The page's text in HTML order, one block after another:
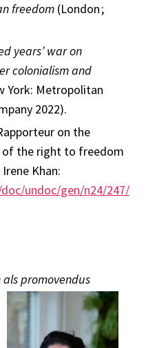
freedom (London ;
years’ war on
colonialism and
York: Metropolitan
2022).
on the
the right to freedom
Khan:
undoc/gen/n24/247/
als promovendus